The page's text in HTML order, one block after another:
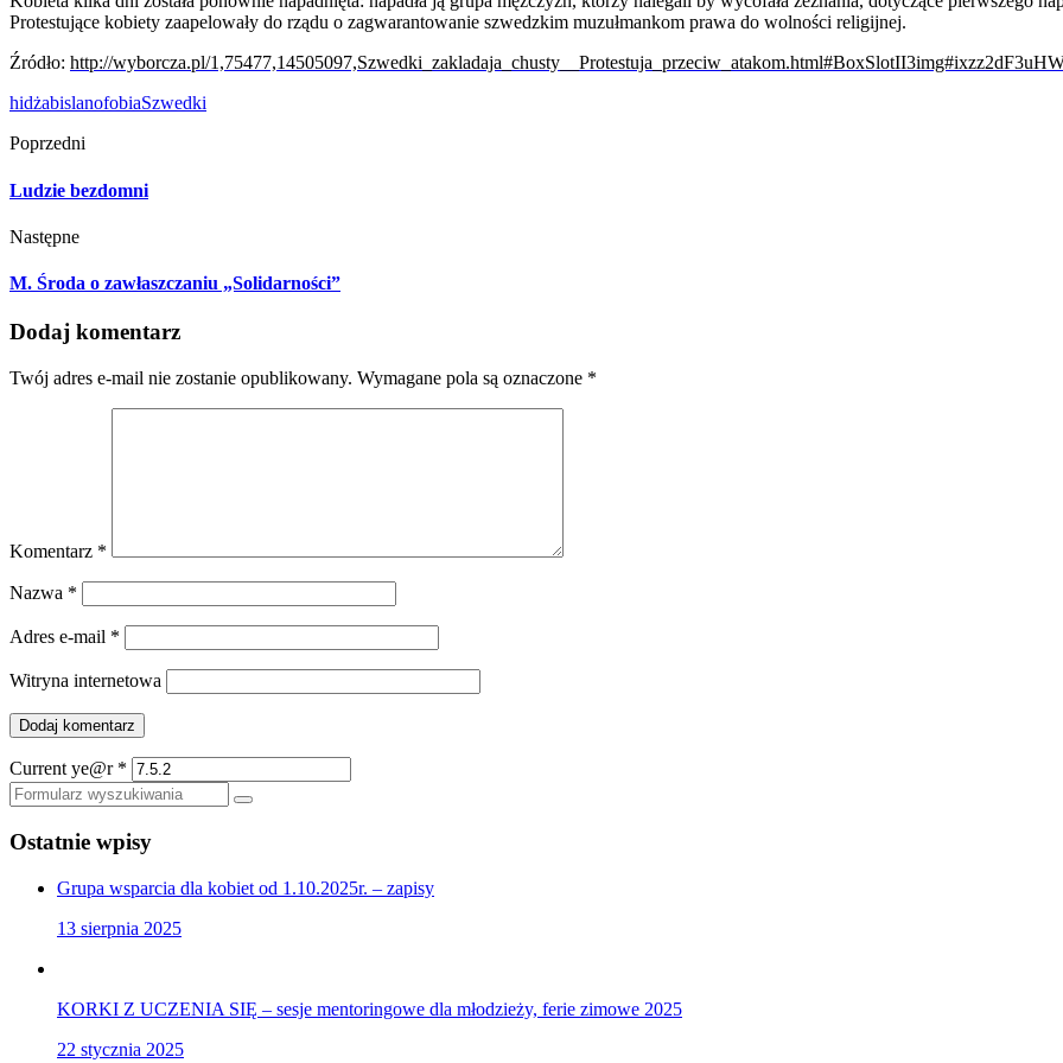
Protestujące kobiety zaapelowały do rządu o zagwarantowanie szwedzkim muzułmankom prawa do wolności religijnej.
Źródło: http://wyborcza.pl/
hidżabislanofobiaSzwedki
Poprzedni
Ludzie bezdomni
Następne
M. Środa o zawłaszczaniu „Solidarności”
Dodaj komentarz
Twój adres e-mail nie zostanie opublikowany. Wymagane pola są oznaczone *
Komentarz *
Nazwa *
Adres e-mail *
Witryna internetowa
Current ye@r *
Szukaj
Ostatnie wpisy
Grupa wsparcia dla kobiet od 1.10.2025r. – zapisy
13 sierpnia 2025
KORKI Z UCZENIA SIĘ – sesje mentoringowe dla młodzieży, ferie zimowe 2025
22 stycznia 2025